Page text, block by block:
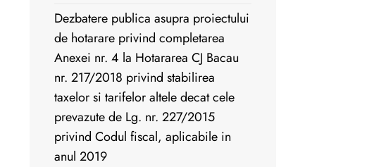
Dezbatere publica asupra proiectului
de hotarare privind completarea
Anexei nr. 4 la Hotararea CJ Bacau
nr. 217/2018 privind stabilirea
taxelor si tarifelor altele decat cele
prevazute de Lg. nr. 227/2015
privind Codul fiscal, aplicabile in
anul 2019